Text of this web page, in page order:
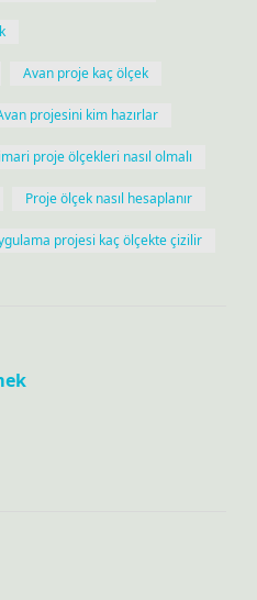
Avan proje kaç ölçek
projesini kim hazırlar
proje ölçekleri nasıl olmalı
Proje ölçek nasıl hesaplanır
projesi kaç ölçekte çizilir